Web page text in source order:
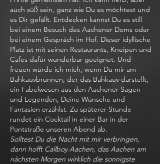
auch süß sein, ganz wie Du es möchtest und
es Dir gefällt. Entdecken kannst Du es still
bei einem Besuch des Aachener Doms oder
bei einem Gespräch im Hof. Dieser idyllische
Platz ist mit seinen Restaurants, Kneipen und
Cafes dafür wunderbar geeignet. Und
freuen würde ich mich, wenn Du mir am
Bahkauvbrunnen, der das Bahkauv darstellt,
ein Fabelwesen aus den Aachener Sagen
und Legenden, Deine Wünsche und
Fantasien erzählst. Zu späterer Stunde
rundet ein Cocktail in einer Bar in der
Pontstraße unseren Abend ab.
Solltest Du die Nacht mit mir verbringen,
dann hofft Callboy Aachen, das Aachen am
nächsten Morgen wirklich die sonnigste